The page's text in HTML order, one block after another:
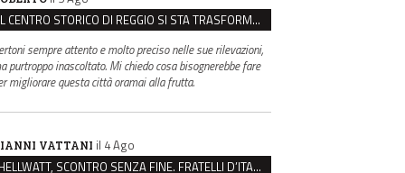
IL CENTRO STORICO DI REGGIO SI STA TRASFORMANDO, E NON IN MEGLIO
sempre attento e molto preciso nelle sue rilevazioni,
purtroppo inascoltato. Mi chiedo cosa bisognerebbe fare
migliorare questa città oramai alla frutta.
VATTANI il 4 Ago
HELLWATT, SCONTRO SENZA FINE. FRATELLI D’ITALIA: “MILANI PORTA DOCUMENTI, DE FRANCO INSULTI”